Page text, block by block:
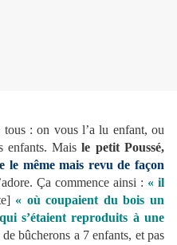
: on vous l’a lu enfant, ou
enfants. Maisle petit Poussé,
le même mais revu de façon
Ça commence ainsi : « il
« où coupaient du bois un
s’étaient reproduits à une
bûcherons a 7 enfants, et pas